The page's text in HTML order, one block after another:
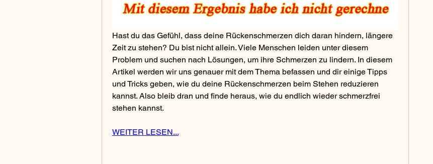
Hast du das Gefühl, dass deine Rückenschmerzen dich daran hindern, längere
Zeit zu stehen? Du bist nicht allein. Viele Menschen leiden unter diesem
Problem und suchen nach Lösungen, um ihre Schmerzen zu lindern. In diesem
Artikel werden wir uns genauer mit dem Thema befassen und dir einige Tipps
und Tricks geben, wie du deine Rückenschmerzen beim Stehen reduzieren
kannst. Also bleib dran und finde heraus, wie du endlich wieder schmerzfrei
stehen kannst.
WEITER LESEN...